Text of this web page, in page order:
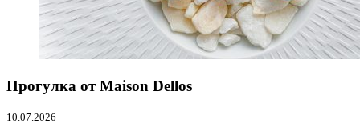
Прогулка от Maison Dellos
10.07.2026